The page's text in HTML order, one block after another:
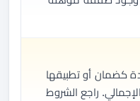
كضمان أو تطبيقها
راجع الشروط